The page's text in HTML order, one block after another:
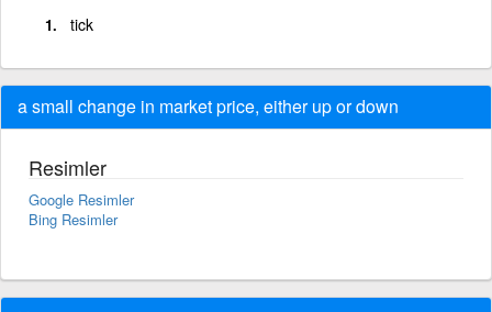
tick
a small change in market price, either up or down
Resimler
Google Resimler
Bing Resimler